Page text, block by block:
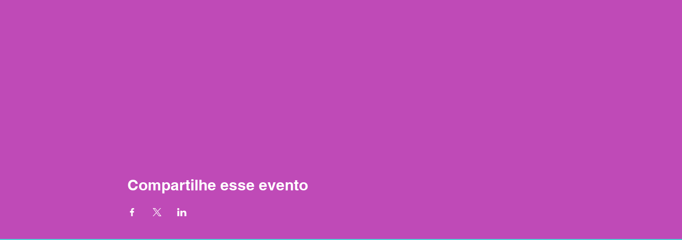
Compartilhe esse evento